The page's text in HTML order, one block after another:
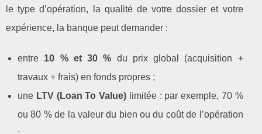
le type d’opération, la qualité de votre dossier et votre
expérience, la banque peut demander :
entre 10 % et 30 % du prix global (acquisition +
travaux + frais) en fonds propres ;
une LTV (Loan To Value) limitée : par exemple, 70 %
ou 80 % de la valeur du bien ou du coût de l’opération